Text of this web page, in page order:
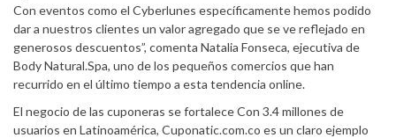
Con eventos como el Cyberlunes específicamente hemos podido
dar a nuestros clientes un valor agregado que se ve reflejado en
generosos descuentos”, comenta Natalia Fonseca, ejecutiva de
Body Natural.Spa, uno de los pequeños comercios que han
recurrido en el último tiempo a esta tendencia online.
El negocio de las cuponeras se fortalece Con 3.4 millones de
usuarios en Latinoamérica, Cuponatic.com.co es un claro ejemplo